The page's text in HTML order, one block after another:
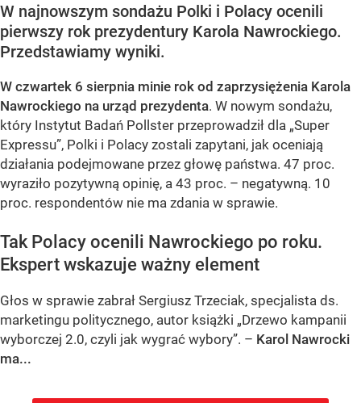
W najnowszym sondażu Polki i Polacy ocenili
pierwszy rok prezydentury Karola Nawrockiego.
Przedstawiamy wyniki.
W czwartek 6 sierpnia minie rok od zaprzysiężenia Karola
Nawrockiego na urząd prezydenta. W nowym sondażu,
który Instytut Badań Pollster przeprowadził dla „Super
Expressu”, Polki i Polacy zostali zapytani, jak oceniają
działania podejmowane przez głowę państwa. 47 proc.
wyraziło pozytywną opinię, a 43 proc. – negatywną. 10
proc. respondentów nie ma zdania w sprawie.
Tak Polacy ocenili Nawrockiego po roku.
Ekspert wskazuje ważny element
Głos w sprawie zabrał Sergiusz Trzeciak, specjalista ds.
marketingu politycznego, autor książki „Drzewo kampanii
wyborczej 2.0, czyli jak wygrać wybory”. – Karol Nawrocki
ma...